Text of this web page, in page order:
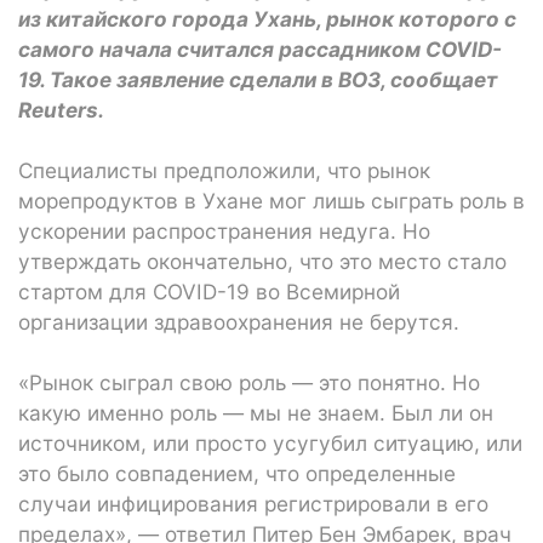
из китайского города Ухань, рынок которого с
самого начала считался рассадником COVID-
19. Такое заявление сделали в ВОЗ, сообщает
Reuters.
Специалисты предположили, что рынок
морепродуктов в Ухане мог лишь сыграть роль в
ускорении распространения недуга. Но
утверждать окончательно, что это место стало
стартом для COVID-19 во Всемирной
организации здравоохранения не берутся.
«Рынок сыграл свою роль — это понятно. Но
какую именно роль — мы не знаем. Был ли он
источником, или просто усугубил ситуацию, или
это было совпадением, что определенные
случаи инфицирования регистрировали в его
пределах», — ответил Питер Бен Эмбарек, врач